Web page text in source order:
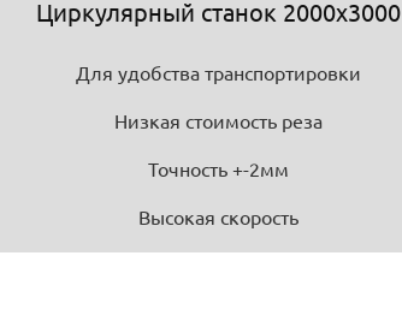
Циркулярный станок 2000х3000
Для удобства транспортировки
Низкая стоимость реза
Точность +-2мм
Высокая скорость